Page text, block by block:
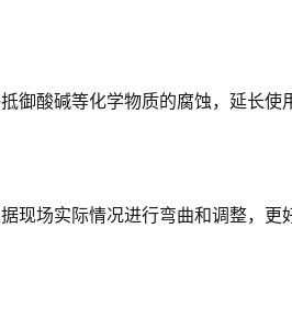
御酸碱等化学物质的腐蚀，延长
场实际情况进行弯曲和调整，